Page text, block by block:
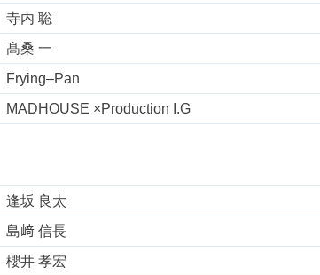
寺内 聡
髙桑 一
Frying–Pan
MADHOUSE ×Production I.G
逢坂 良太
島﨑 信長
櫻井 孝宏